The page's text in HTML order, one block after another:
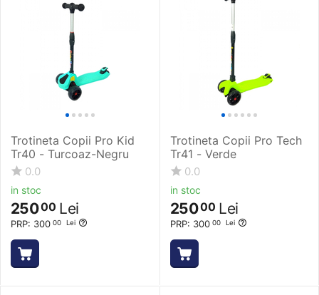
Trotineta Copii Pro Kid
Tr40 - Turcoaz-Negru
0.0
in stoc
PRP: 300 00 Lei
25000 Lei
Trotineta Copii Pro Tech
Tr41 - Verde
0.0
in stoc
PRP: 300 00 Lei
25000 Lei